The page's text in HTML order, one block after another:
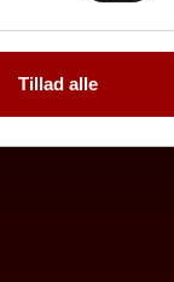
Tillad alle
også være